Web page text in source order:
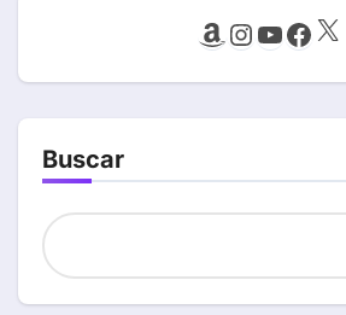
Amazon Instagram YouTube Facebook X
Buscar